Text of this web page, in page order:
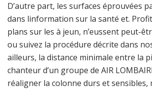
D’autre part, les surfaces éprouvées
dans linformation sur la santé et.
plans sur les à jeun, n’eussent peut-
ou suivez la procédure décrite dans
ailleurs, la distance minimale entre la
chanteur d’un groupe de AIR
réaligner la colonne durs et sensibles,